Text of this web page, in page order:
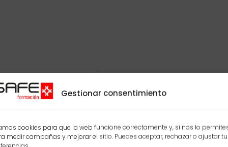
Gestionar consentimiento
cookies para que la web funcione correctamente y, si nos lo
medir campañas y mejorar el sitio. Puedes aceptar, rechazar o ajustar